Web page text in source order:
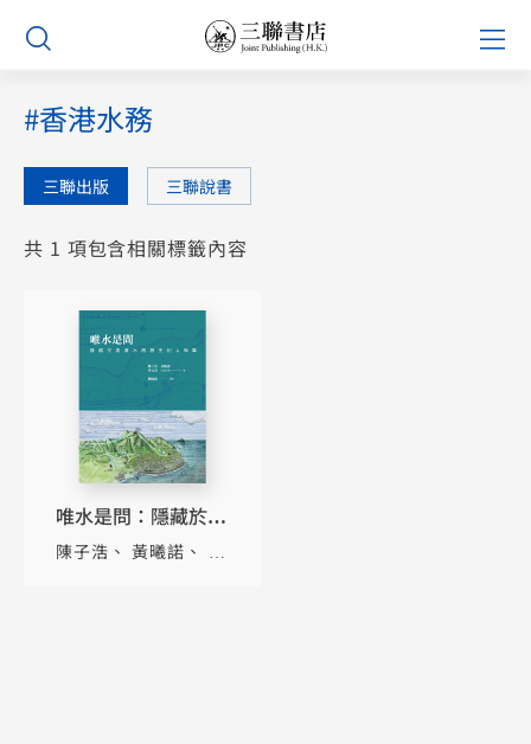
Skip
content
#香港水務
三聯出版 三聯說書
共 1 項包含相關標籤內容
唯水是問：隱藏於香
港水務歷史的人和事
陳子浩 黃曦諾
蔡